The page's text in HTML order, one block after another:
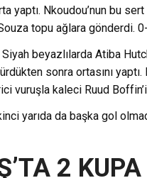
yaptı. Nkoudou’nun bu
topu ağlara gönderdi.
beyazlılarda Atiba
sonra ortasını
vuruşla kaleci Ruud
yarıda da başka gol
2 KUPA